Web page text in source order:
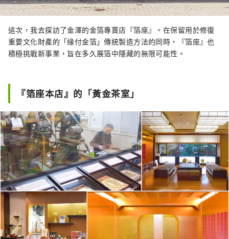
這次，我去探訪了金澤的金箔專賣店『箔座』。在保留用於修復
重要文化財產的「緣付金箔」傳統製造方法的同時，『箔座』也
積極挑戰新事業，旨在多久展箔中隱藏的無限可能性。
『箔座本店』的「黃金茶室」